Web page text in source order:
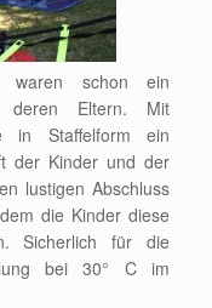
waren schon ein
Eltern. Mit
in Staffelform ein
der Kinder und der
lustigen Abschluss
die Kinder diese
Sicherlich für die
bei 30° C im